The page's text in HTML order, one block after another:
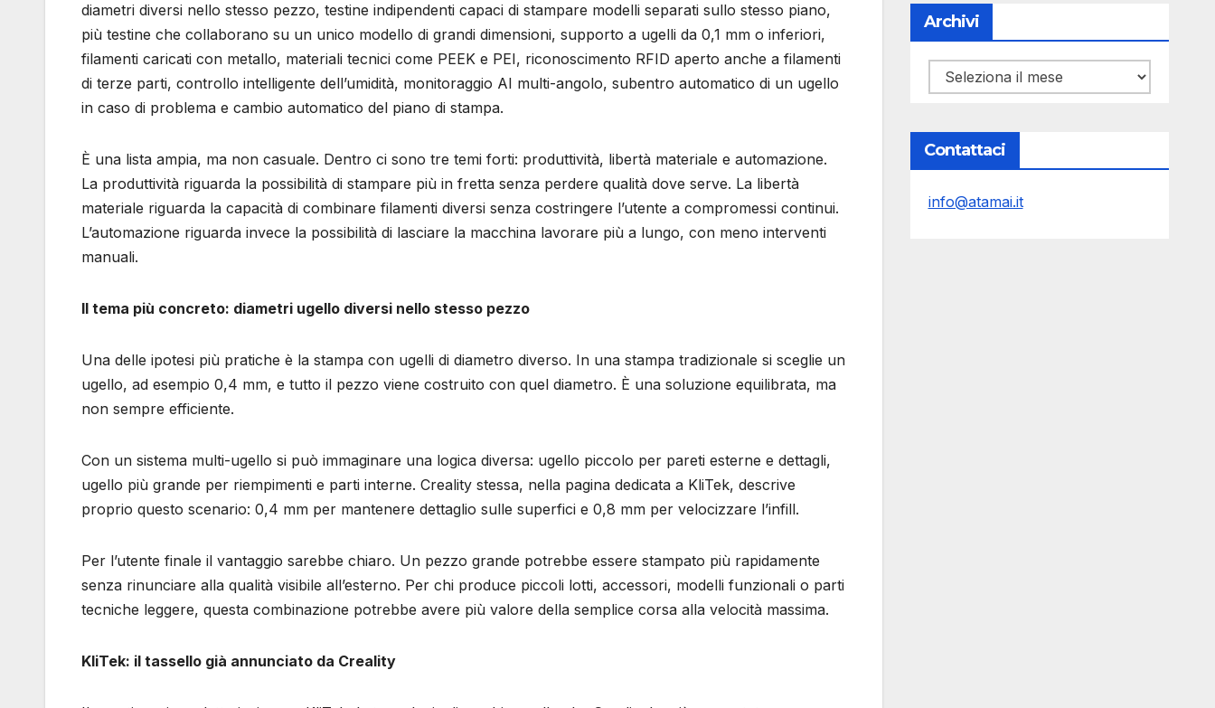
diametri diversi nello stesso pezzo, testine indipendenti capaci di stampare modelli separati sullo stesso piano,
più testine che collaborano su un unico modello di grandi dimensioni, supporto a ugelli da 0,1 mm o inferiori,
filamenti caricati con metallo, materiali tecnici come PEEK e PEI, riconoscimento RFID aperto anche a filamenti
di terze parti, controllo intelligente dell’umidità, monitoraggio AI multi-angolo, subentro automatico di un ugello
in caso di problema e cambio automatico del piano di stampa.
È una lista ampia, ma non casuale. Dentro ci sono tre temi forti: produttività, libertà materiale e automazione.
La produttività riguarda la possibilità di stampare più in fretta senza perdere qualità dove serve. La libertà
materiale riguarda la capacità di combinare filamenti diversi senza costringere l’utente a compromessi continui.
L’automazione riguarda invece la possibilità di lasciare la macchina lavorare più a lungo, con meno interventi
manuali.
Il tema più concreto: diametri ugello diversi nello stesso pezzo
Una delle ipotesi più pratiche è la stampa con ugelli di diametro diverso. In una stampa tradizionale si sceglie un
ugello, ad esempio 0,4 mm, e tutto il pezzo viene costruito con quel diametro. È una soluzione equilibrata, ma
non sempre efficiente.
Con un sistema multi-ugello si può immaginare una logica diversa: ugello piccolo per pareti esterne e dettagli,
ugello più grande per riempimenti e parti interne. Creality stessa, nella pagina dedicata a KliTek, descrive
proprio questo scenario: 0,4 mm per mantenere dettaglio sulle superfici e 0,8 mm per velocizzare l’infill.
Per l’utente finale il vantaggio sarebbe chiaro. Un pezzo grande potrebbe essere stampato più rapidamente
senza rinunciare alla qualità visibile all’esterno. Per chi produce piccoli lotti, accessori, modelli funzionali o parti
tecniche leggere, questa combinazione potrebbe avere più valore della semplice corsa alla velocità massima.
KliTek: il tassello già annunciato da Creality
Archivi
Archivi
Contattaci
info@atamai.it